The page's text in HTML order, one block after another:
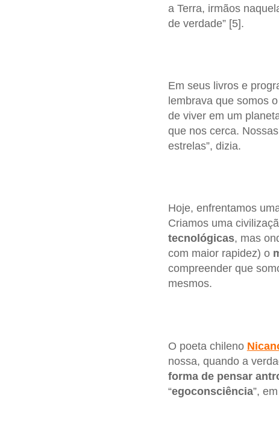
a Terra, irmãos
de verdade” [5].
Em seus livros e
lembrava que somos
de viver em um
que nos cerca.
estrelas”, dizia.
Hoje, enfrentamos
Criamos uma
tecnológicas, mas
com maior rapidez) o
compreender que
mesmos.
O poeta chileno
nossa, quando a
forma de pensar
“egoconsciência”,